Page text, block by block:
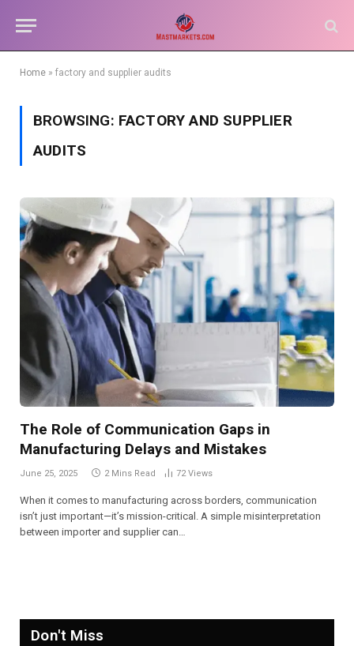
Home » factory and supplier audits
BROWSING: FACTORY AND SUPPLIER
AUDITS
The Role of Communication Gaps in
Manufacturing Delays and Mistakes
June 25, 2025 2 Mins Read 72Views
When it comes to manufacturing across borders, communication
isn’t just important—it’s mission-critical. A simple misinterpretation
between importer and supplier can…
Don't Miss